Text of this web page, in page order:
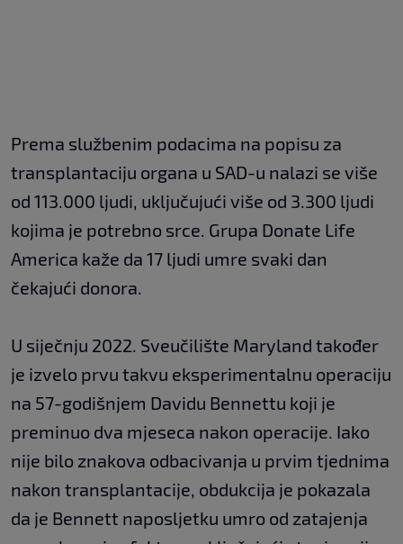
Prema službenim podacima na popisu za
transplantaciju organa u SAD-u nalazi se više
od 113.000 ljudi, uključujući više od 3.300 ljudi
kojima je potrebno srce. Grupa Donate Life
America kaže da 17 ljudi umre svaki dan
čekajući donora.
U siječnju 2022. Sveučilište Maryland također
je izvelo prvu takvu eksperimentalnu operaciju
na 57-godišnjem Davidu Bennettu koji je
preminuo dva mjeseca nakon operacije. Iako
nije bilo znakova odbacivanja u prvim tjednima
nakon transplantacije, obdukcija je pokazala
da je Bennett naposljetku umro od zatajenja